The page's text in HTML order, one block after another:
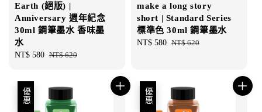
Earth (絕版) |
Anniversary 週年紀念
30ml 鋼筆墨水 香味墨
水
Sale
NT$ 580 Regular
NT$ 620
make a long story
short | Standard Series
標準色 30ml 鋼筆墨水
Sale
NT$ 580 Regular
NT$ 620
優惠 優惠